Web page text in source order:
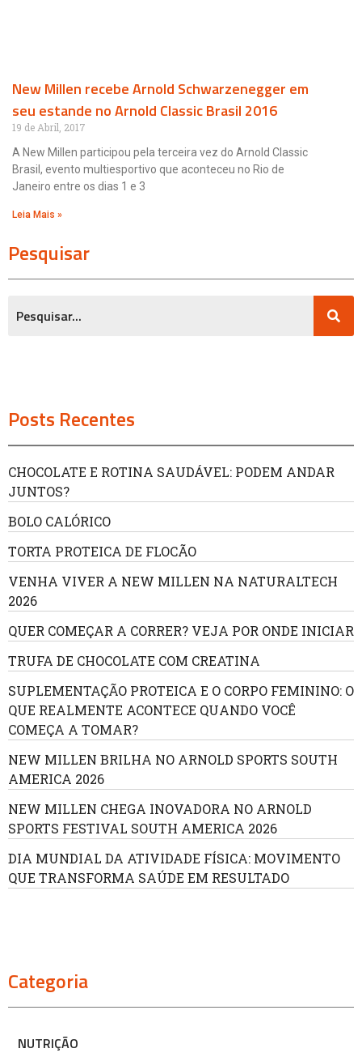
New Millen recebe Arnold Schwarzenegger em
seu estande no Arnold Classic Brasil 2016
19 de Abril, 2017
A New Millen participou pela terceira vez do Arnold Classic
Brasil, evento multiesportivo que aconteceu no Rio de
Janeiro entre os dias 1 e 3
Leia Mais »
Pesquisar
Posts Recentes
CHOCOLATE E ROTINA SAUDÁVEL: PODEM ANDAR
JUNTOS?
BOLO CALÓRICO
TORTA PROTEICA DE FLOCÃO
VENHA VIVER A NEW MILLEN NA NATURALTECH
2026
QUER COMEÇAR A CORRER? VEJA POR ONDE INICIAR
TRUFA DE CHOCOLATE COM CREATINA
SUPLEMENTAÇÃO PROTEICA E O CORPO FEMININO: O
QUE REALMENTE ACONTECE QUANDO VOCÊ
COMEÇA A TOMAR?
NEW MILLEN BRILHA NO ARNOLD SPORTS SOUTH
AMERICA 2026
NEW MILLEN CHEGA INOVADORA NO ARNOLD
SPORTS FESTIVAL SOUTH AMERICA 2026
DIA MUNDIAL DA ATIVIDADE FÍSICA: MOVIMENTO
QUE TRANSFORMA SAÚDE EM RESULTADO
Categoria
NUTRIÇÃO